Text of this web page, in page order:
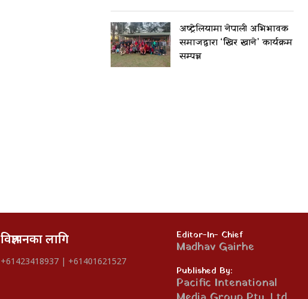
अष्ट्रेलियामा नेपाली अभिभावक
समाजद्वारा ‘खिर खाने’ कार्यक्रम
सम्पन्न
विज्ञापनका लागि
+61423418937 | +61401621527
Editor-In- Chief
Madhav Gairhe
Published By:
Pacific Intenational